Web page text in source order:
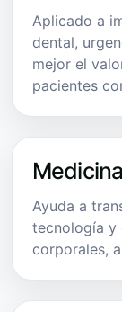
Aplicado a
dental,
mejor el
pacientes
Ayuda a
tecnología y
corporales,